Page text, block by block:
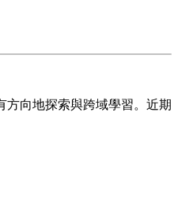
向地探索與跨域學習。近期